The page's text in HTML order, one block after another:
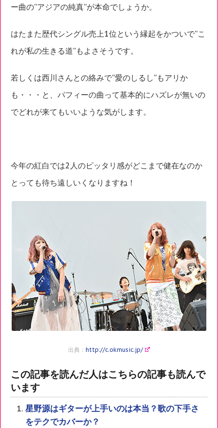
ー曲の”アジアの純真”が本命でしょうか。
はたまた歴代シングル売上1位という縁起をかついで”こ
れが私の生きる道”もよさそうです。
若しくは西川さんとの絡みで”愛のしるし”もアリか
も・・・と、パフィーの曲って基本的にハズレが無いの
でどれが来てもいいような気がします。
今年の紅白では2人のピッタリ感がどこまで健在なのか
とっても待ち遠しいくなりますね！
出典：http://c.okmusic.jp/
この記事を読んだ人はこちらの記事も読んで
います
星野源はギターが上手いのは本当？歌の下手さ
をテクでカバーか？